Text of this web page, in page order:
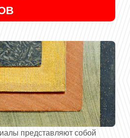
представляют собой